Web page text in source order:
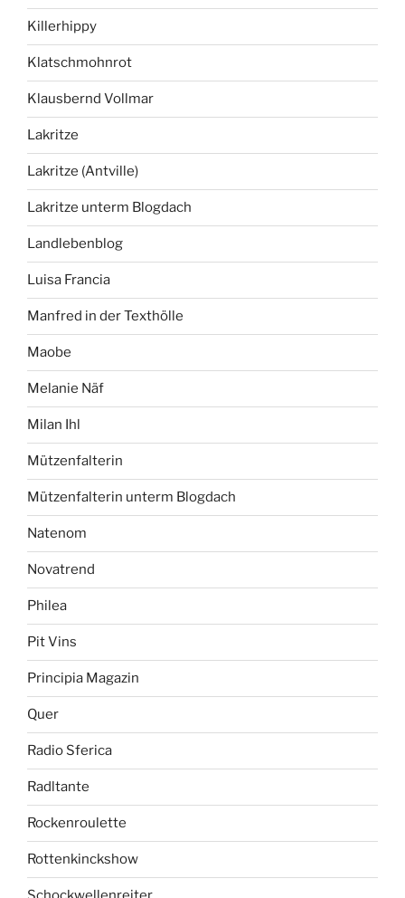
Killerhippy
Klatschmohnrot
Klausbernd Vollmar
Lakritze
Lakritze (Antville)
Lakritze unterm Blogdach
Landlebenblog
Luisa Francia
Manfred in der Texthölle
Maobe
Melanie Näf
Milan Ihl
Mützenfalterin
Mützenfalterin unterm Blogdach
Natenom
Novatrend
Philea
Pit Vins
Principia Magazin
Quer
Radio Sferica
Radltante
Rockenroulette
Rottenkinckshow